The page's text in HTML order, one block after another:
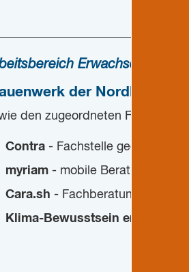
Erwachsene
der Nordkirche -
den zugeordneten
Contra - Fachstelle gegen
myriam - mobile
Cara.sh - Fachberatungsstelle
Klima-Bewusstsein erden